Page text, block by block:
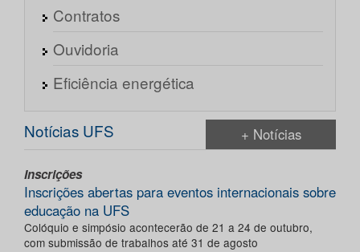
Contratos
Ouvidoria
Eficiência energética
Notícias UFS + Notícias
Inscrições
Inscrições abertas para eventos internacionais sobre
educação na UFS
Colóquio e simpósio acontecerão de 21 a 24 de outubro,
com submissão de trabalhos até 31 de agosto